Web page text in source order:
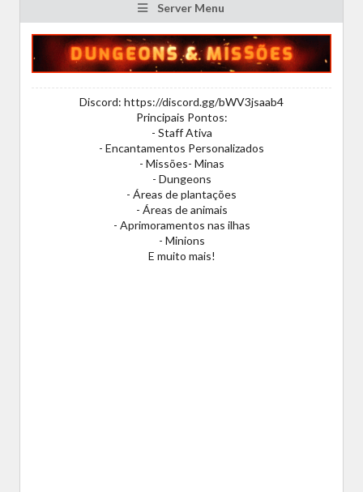
Server Menu
Discord: https://discord.gg/bWV3jsaab4
Principais Pontos:
- Staff Ativa
- Encantamentos Personalizados
- Missões- Minas
- Dungeons
- Áreas de plantações
- Áreas de animais
- Aprimoramentos nas ilhas
- Minions
E muito mais!